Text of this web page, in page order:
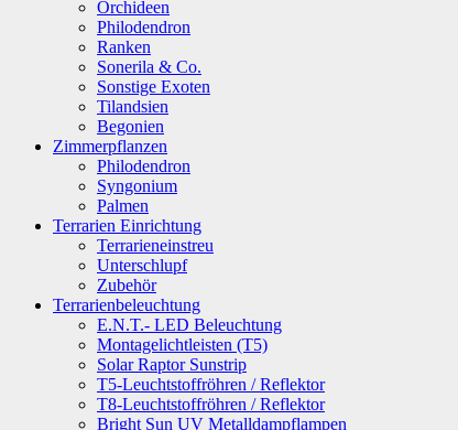
Orchideen
Philodendron
Ranken
Sonerila & Co.
Sonstige Exoten
Tilandsien
Begonien
Zimmerpflanzen
Philodendron
Syngonium
Palmen
Terrarien Einrichtung
Terrarieneinstreu
Unterschlupf
Zubehör
Terrarienbeleuchtung
E.N.T.- LED Beleuchtung
Montagelichtleisten (T5)
Solar Raptor Sunstrip
T5-Leuchtstoffröhren / Reflektor
T8-Leuchtstoffröhren / Reflektor
Bright Sun UV Metalldampflampen